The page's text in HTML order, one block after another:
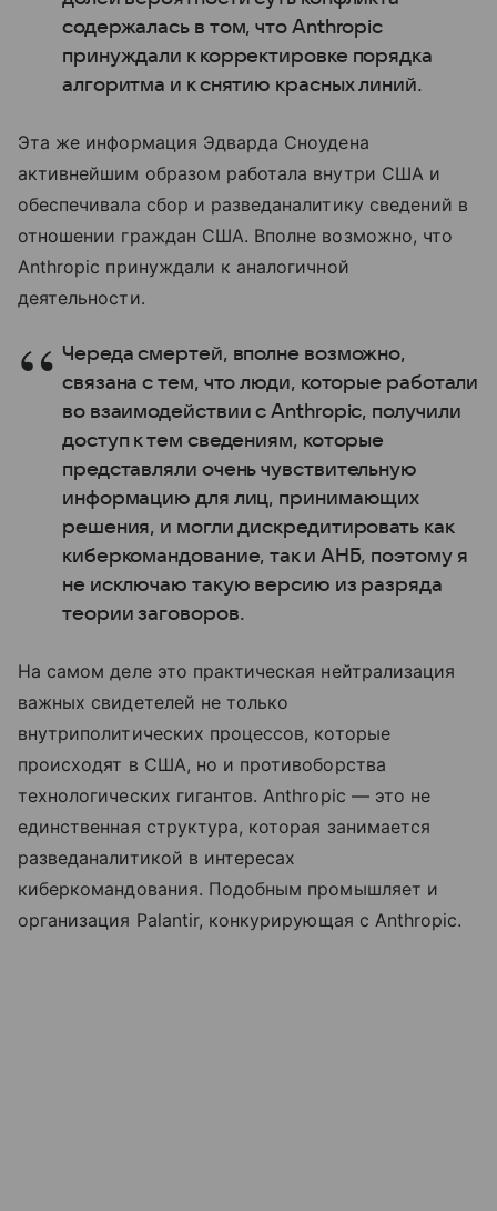
содержалась в том, что Anthropic
принуждали к корректировке порядка
алгоритма и к снятию красных линий.
Эта же информация Эдварда Сноудена
активнейшим образом работала внутри США и
обеспечивала сбор и разведаналитику сведений в
отношении граждан США. Вполне возможно, что
Anthropic принуждали к аналогичной
деятельности.
Череда смертей, вполне возможно,
связана с тем, что люди, которые работали
во взаимодействии с Anthropic, получили
доступ к тем сведениям, которые
представляли очень чувствительную
информацию для лиц, принимающих
решения, и могли дискредитировать как
киберкомандование, так и АНБ, поэтому я
не исключаю такую версию из разряда
теории заговоров.
На самом деле это практическая нейтрализация
важных свидетелей не только
внутриполитических процессов, которые
происходят в США, но и противоборства
технологических гигантов. Anthropic — это не
единственная структура, которая занимается
разведаналитикой в интересах
киберкомандования. Подобным промышляет и
организация Palantir, конкурирующая с Anthropic.